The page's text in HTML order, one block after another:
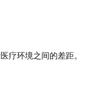
疗环境之间的差距。